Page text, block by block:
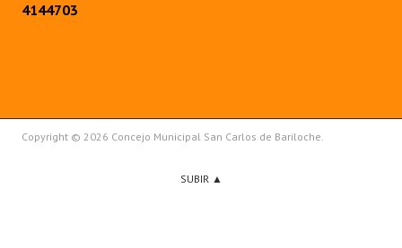
4144703
Copyright © 2026 Concejo Municipal San Carlos de Bariloche.
SUBIR ▲